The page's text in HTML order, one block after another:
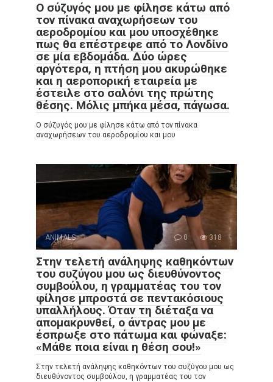
Ο σύζυγός μου με φίλησε κάτω από
τον πίνακα αναχωρήσεων του
αεροδρομίου και μου υποσχέθηκε
πως θα επέστρεφε από το Λονδίνο
σε μία εβδομάδα. Δύο ώρες
αργότερα, η πτήση μου ακυρώθηκε
και η αεροπορική εταιρεία με
έστειλε στο σαλόνι της πρώτης
θέσης. Μόλις μπήκα μέσα, πάγωσα.
Ο σύζυγός μου με φίλησε κάτω από τον πίνακα
αναχωρήσεων του αεροδρομίου και μου
ANIMALS 0 318
Στην τελετή ανάληψης καθηκόντων
του συζύγου μου ως διευθύνοντος
συμβούλου, η γραμματέας του τον
φίλησε μπροστά σε πεντακόσιους
υπαλλήλους. Όταν τη διέταξα να
απομακρυνθεί, ο άντρας μου με
έσπρωξε στο πάτωμα και φώναξε:
«Μάθε ποια είναι η θέση σου!»
Στην τελετή ανάληψης καθηκόντων του συζύγου μου ως
διευθύνοντος συμβούλου, η γραμματέας του τον